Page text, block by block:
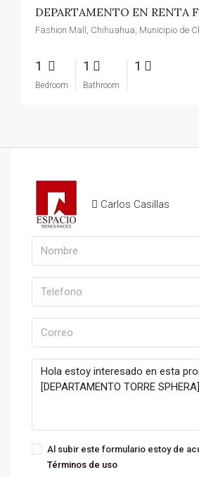
1
Bedroom
1
Bathroom
1
Carlos Casillas
Al subir este formulario estoy de
Términos de uso